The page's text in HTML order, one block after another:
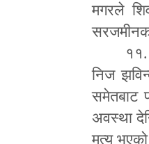
मगरले
निज
समेतबाट
अवस्था
मृत्यु